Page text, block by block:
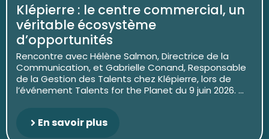
Klépierre : le centre commercial, un
véritable écosystème
d’opportunités
Rencontre avec Hélène Salmon, Directrice de la
Communication, et Gabrielle Conand, Responsable
de la Gestion des Talents chez Klépierre, lors de
l’événement Talents for the Planet du 9 juin 2026. ...
En savoir plus